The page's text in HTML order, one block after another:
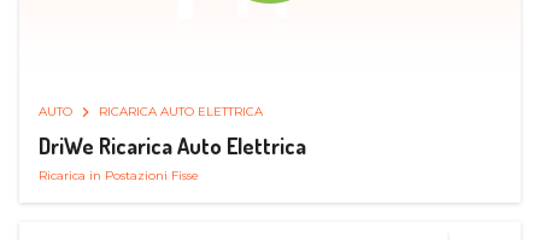
AUTO RICARICA AUTO ELETTRICA
DriWe Ricarica Auto Elettrica
Ricarica in Postazioni Fisse